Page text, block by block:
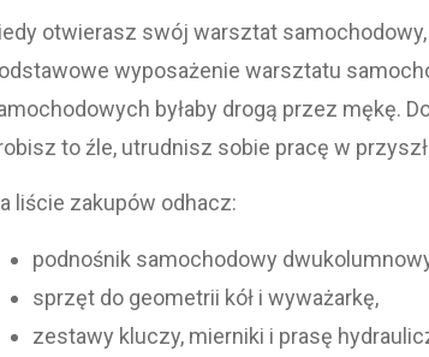
otwierasz swój warsztat
wyposażenie warsztatu
byłaby drogą przez mękę.
to źle, utrudnisz sobie pracę w
liście zakupów odhacz:
podnośnik samochodowy
sprzęt do geometrii kół i wyważarkę,
zestawy kluczy, mierniki i prasę